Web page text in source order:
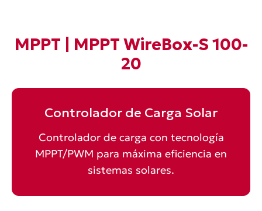
MPPT | MPPT WireBox-S 100-
20
Controlador de Carga Solar
Controlador de carga con tecnología
MPPT/PWM para máxima eficiencia en
sistemas solares.